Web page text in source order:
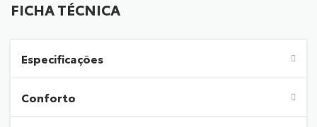
FICHA TÉCNICA
Especificações
Conforto